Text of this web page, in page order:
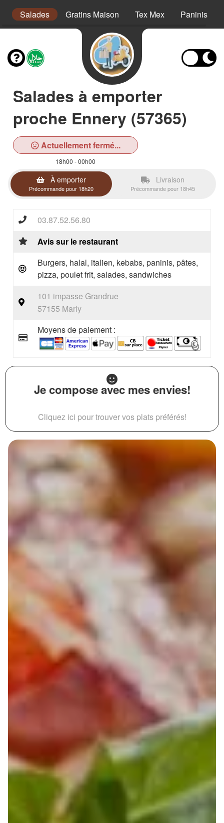
Salades Gratins Maison Tex Mex Paninis
Salades à emporter
proche Ennery (57365)
Actuellement fermé...
18h00 - 00h00
À emporter
Précommande pour 18h20
Livraison
Précommande pour 18h45
03.87.52.56.80
Avis sur le restaurant
Burgers, halal, italien, kebabs, paninis, pâtes,
pizza, poulet frit, salades, sandwiches
101 impasse Grandrue
57155 Marly
Moyens de paiement :
Je compose avec mes envies!
Cliquez ici pour trouver vos plats préférés!